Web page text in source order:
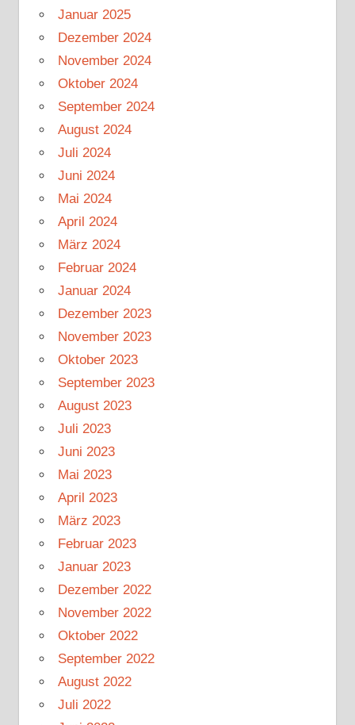
Januar 2025
Dezember 2024
November 2024
Oktober 2024
September 2024
August 2024
Juli 2024
Juni 2024
Mai 2024
April 2024
März 2024
Februar 2024
Januar 2024
Dezember 2023
November 2023
Oktober 2023
September 2023
August 2023
Juli 2023
Juni 2023
Mai 2023
April 2023
März 2023
Februar 2023
Januar 2023
Dezember 2022
November 2022
Oktober 2022
September 2022
August 2022
Juli 2022